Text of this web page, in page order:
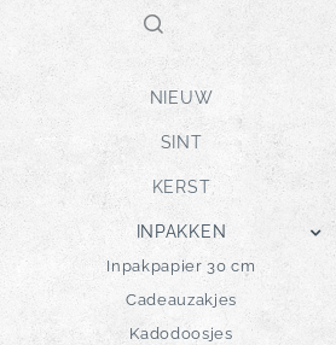
NIEUW
SINT
KERST
INPAKKEN
Inpakpapier 30 cm
Cadeauzakjes
Kadodoosjes